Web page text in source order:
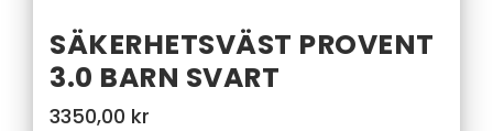
SÄKERHETSVÄST PROVENT
3.0 BARN SVART
3350,00 kr